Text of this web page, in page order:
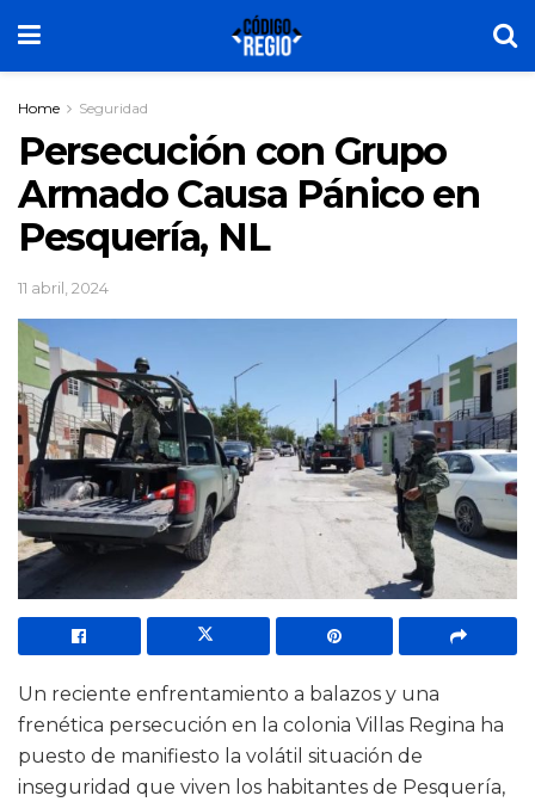
Home Seguridad
Persecución con Grupo
Armado Causa Pánico en
Pesquería, NL
11 abril, 2024
Un reciente enfrentamiento a balazos y una
frenética persecución en la colonia Villas Regina ha
puesto de manifiesto la volátil situación de
inseguridad que viven los habitantes de Pesquería,